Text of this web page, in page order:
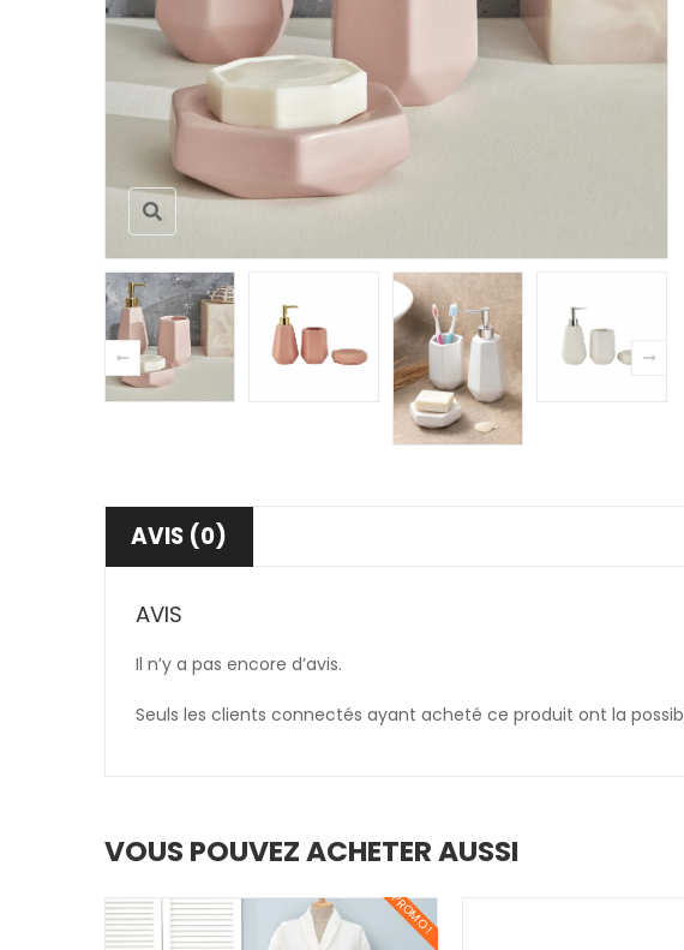
AVIS (0)
AVIS
Il n’y a pas encore d’avis.
Seuls les clients connectés ayant acheté ce produit ont la
VOUS POUVEZ ACHETER AUSSI